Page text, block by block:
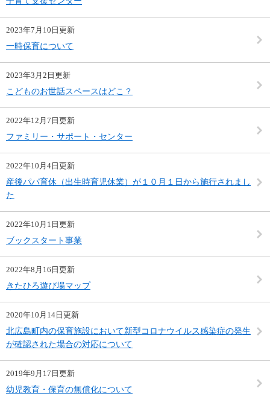
2023年7月10日更新
一時保育について
2023年3月2日更新
こどものお世話スペースはどこ？
2022年12月7日更新
ファミリー・サポート・センター
2022年10月4日更新
産後パパ育休（出生時育児休業）が１０月１日から施行されまし
た
2022年10月1日更新
ブックスタート事業
2022年8月16日更新
きたひろ遊び場マップ
2020年10月14日更新
北広島町内の保育施設において新型コロナウイルス感染症の発生
が確認された場合の対応について
2019年9月17日更新
幼児教育・保育の無償化について